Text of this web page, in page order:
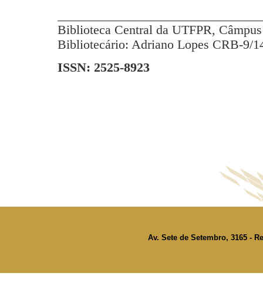
Biblioteca Central da UTFPR,
Bibliotecário: Adriano Lopes CRB-9/
ISSN: 2525-8923
Av. Sete de Setembro, 3165 -